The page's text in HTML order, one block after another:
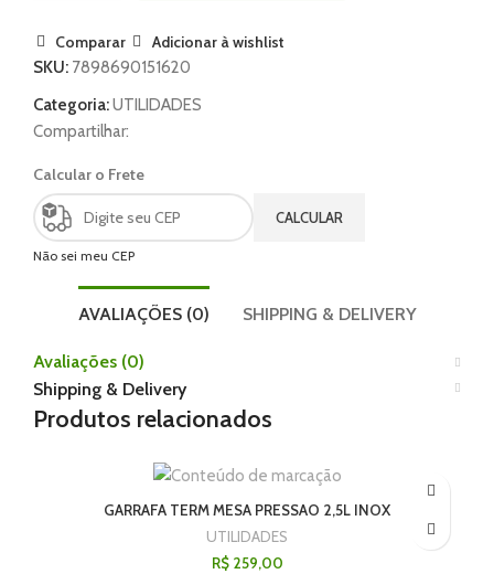
Comparar
Adicionar à wishlist
SKU: 7898690151620
Categoria:UTILIDADES
Compartilhar:
Calcular o Frete
CALCULAR
Não sei meu CEP
AVALIAÇÕES (0) SHIPPING & DELIVERY
Avaliações (0)
Shipping & Delivery
Produtos relacionados
GARRAFA TERM MESA PRESSAO 2,5L INOX
UTILIDADES
R$259,00